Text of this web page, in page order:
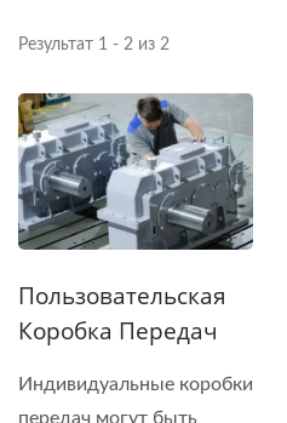
Результат 1 - 2 из 2
Пользовательская
Коробка Передач
Индивидуальные коробки
передач могут быть